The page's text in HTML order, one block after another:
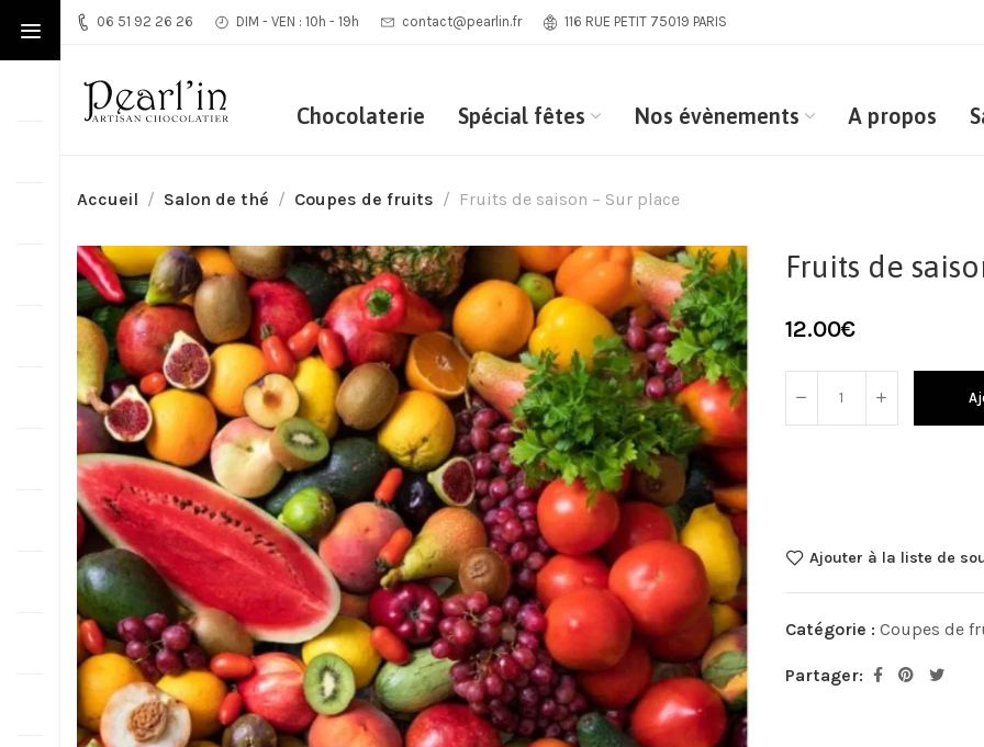
06 51 92 26 26 DIM - VEN : 10h - 19h contact@pearlin.fr 116 RUE PETIT 75019 PARIS
Chocolaterie Spécial fêtes Nos évènements A propos
Accueil Salon de thé Coupes de fruits Fruits de saison – Sur place
Fruits de
12.00€
Ajouter à la liste de
Catégorie : Coupes de
Partager: